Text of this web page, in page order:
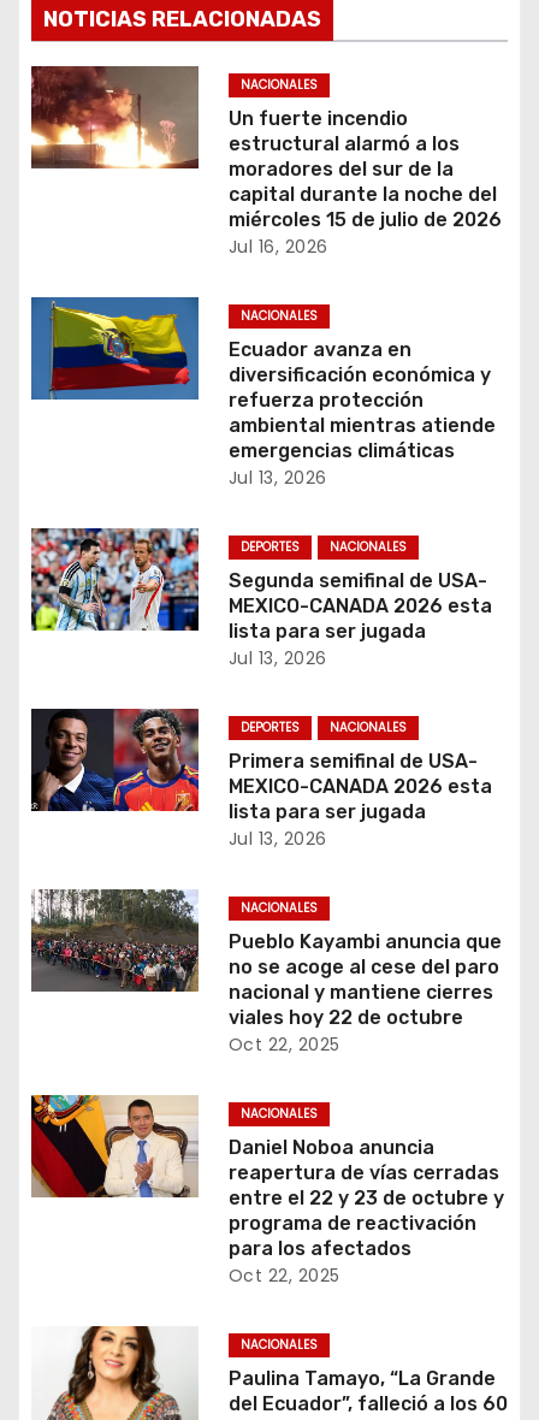
a
c
i
ó
e
e
r
a
d
s
NOTICIAS RELACIONADAS
NACIONALES
Un fuerte incendio
estructural alarmó a los
moradores del sur de la
capital durante la noche del
miércoles 15 de julio de 2026
Jul 16, 2026
NACIONALES
Ecuador avanza en
diversificación económica y
refuerza protección
ambiental mientras atiende
emergencias climáticas
Jul 13, 2026
DEPORTES NACIONALES
Segunda semifinal de USA-
MEXICO-CANADA 2026 esta
lista para ser jugada
Jul 13, 2026
DEPORTES NACIONALES
Primera semifinal de USA-
MEXICO-CANADA 2026 esta
lista para ser jugada
Jul 13, 2026
NACIONALES
Pueblo Kayambi anuncia que
no se acoge al cese del paro
nacional y mantiene cierres
viales hoy 22 de octubre
Oct 22, 2025
NACIONALES
Daniel Noboa anuncia
reapertura de vías cerradas
entre el 22 y 23 de octubre y
programa de reactivación
para los afectados
Oct 22, 2025
NACIONALES
Paulina Tamayo, “La Grande
del Ecuador”, falleció a los 60